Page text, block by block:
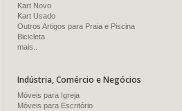
Kart Novo
Kart Usado
Outros Artigos para Praia e Piscina
Bicicleta
mais..
Indústria, Comércio e Negócios
Móveis para Igreja
Móveis para Escritório